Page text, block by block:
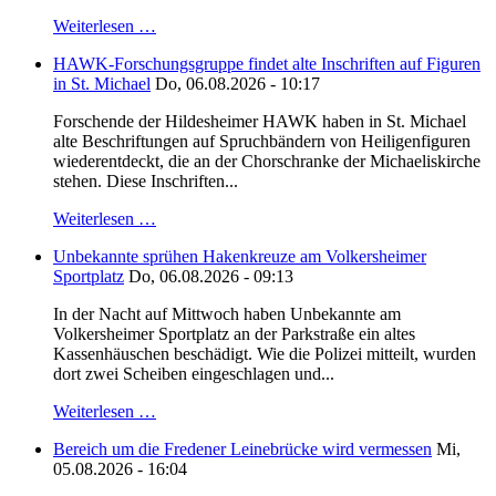
Weiterlesen …
HAWK-Forschungsgruppe findet alte Inschriften auf Figuren
in St. Michael Do, 06.08.2026 - 10:17
Forschende der Hildesheimer HAWK haben in St. Michael
alte Beschriftungen auf Spruchbändern von Heiligenfiguren
wiederentdeckt, die an der Chorschranke der Michaeliskirche
stehen. Diese Inschriften...
Weiterlesen …
Unbekannte sprühen Hakenkreuze am Volkersheimer
Sportplatz Do, 06.08.2026 - 09:13
In der Nacht auf Mittwoch haben Unbekannte am
Volkersheimer Sportplatz an der Parkstraße ein altes
Kassenhäuschen beschädigt. Wie die Polizei mitteilt, wurden
dort zwei Scheiben eingeschlagen und...
Weiterlesen …
Bereich um die Fredener Leinebrücke wird vermessen Mi,
05.08.2026 - 16:04